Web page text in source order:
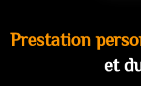
Prestation
et